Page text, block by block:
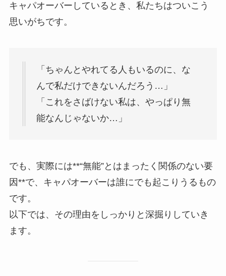
キャパオーバーしているとき、私たちはついこう
思いがちです。
「ちゃんとやれてる人もいるのに、な
んで私だけできないんだろう…」
「これをさばけない私は、やっぱり無
能なんじゃないか…」
でも、実際には**“無能”とはまったく関係のない要
因**で、キャパオーバーは誰にでも起こりうるもの
です。
以下では、その理由をしっかりと深掘りしていき
ます。